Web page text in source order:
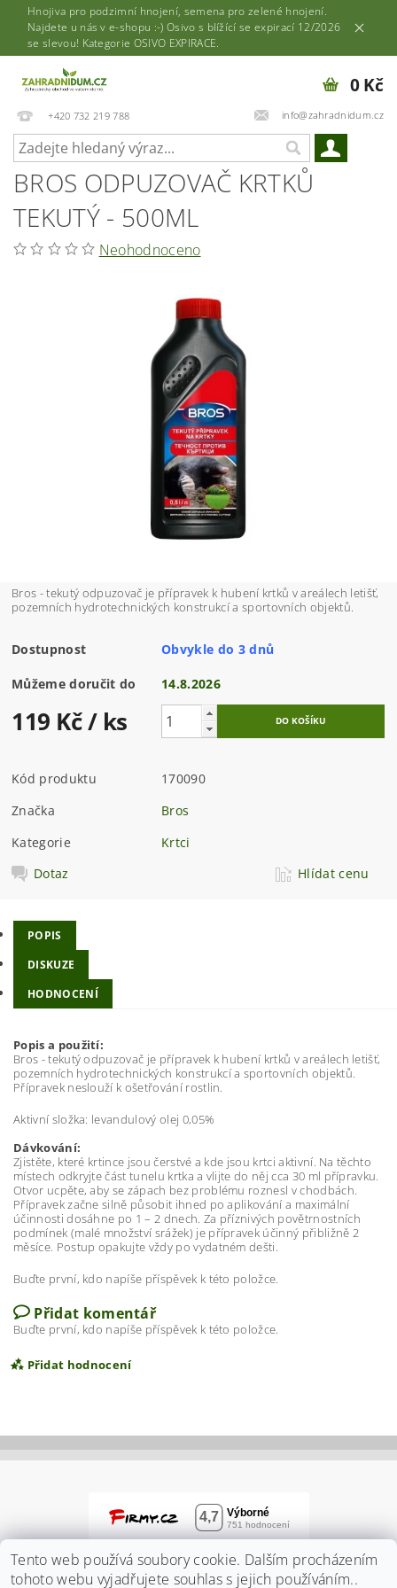
Hnojiva pro podzimní hnojení, semena pro zelené hnojení.
Najdete u nás v e-shopu :-) Osivo s blížící se expirací 12/2026
se slevou! Kategorie OSIVO EXPIRACE.
+420 732 219 788 info@zahradnidum.cz
0 Kč
BROS ODPUZOVAČ KRTKŮ
TEKUTÝ - 500ML
Neohodnoceno
Bros - tekutý odpuzovač je přípravek k hubení krtků v areálech letišť,
pozemních hydrotechnických konstrukcí a sportovních objektů.
Dostupnost Obvykle do 3 dnů
Můžeme doručit do 14.8.2026
119 Kč/ ks
Kód produktu
170090
Značka
Bros
Kategorie
Krtci
Dotaz
Hlídat cenu
POPIS
DISKUZE
HODNOCENÍ
Popis a použití:
Bros - tekutý odpuzovač je přípravek k hubení krtků v areálech letišť,
pozemních hydrotechnických konstrukcí a sportovních objektů.
Přípravek neslouží k ošetřování rostlin.
Aktivní složka: levandulový olej 0,05%
Dávkování:
Zjistěte, které krtince jsou čerstvé a kde jsou krtci aktivní. Na těchto
místech odkryjte část tunelu krtka a vlijte do něj cca 30 ml přípravku.
Otvor ucpěte, aby se zápach bez problému roznesl v chodbách.
Přípravek začne silně působit ihned po aplikování a maximální
účinnosti dosáhne po 1 – 2 dnech. Za příznivých povětrnostních
podmínek (malé množství srážek) je přípravek účinný přibližně 2
měsíce. Postup opakujte vždy po vydatném dešti.
Buďte první, kdo napíše příspěvek k této položce.
Přidat komentář
Buďte první, kdo napíše příspěvek k této položce.
Přidat hodnocení
Tento web používá soubory cookie. Dalším procházením
tohoto webu vyjadřujete souhlas s jejich používáním..